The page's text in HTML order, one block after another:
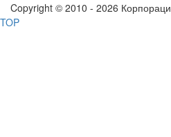
Copyright © 2010 - 2026
TOP